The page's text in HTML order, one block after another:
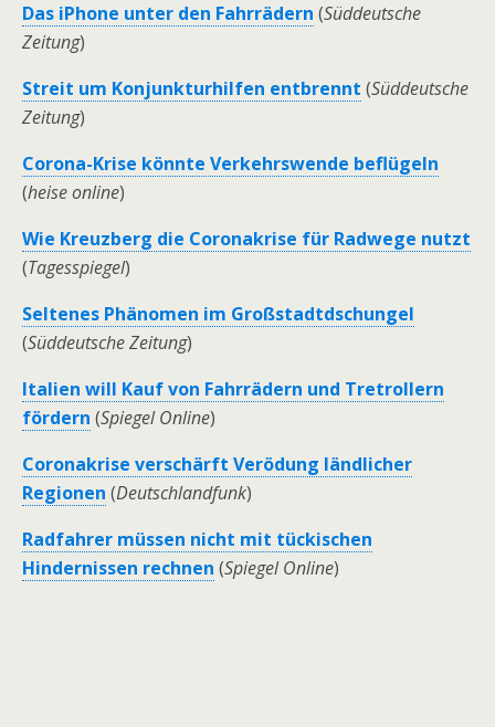
Das iPhone unter den Fahrrädern (Süddeutsche
Zeitung)
Streit um Konjunkturhilfen entbrennt (Süddeutsche
Zeitung)
Corona-Krise könnte Verkehrswende beflügeln
(heise online)
Wie Kreuzberg die Coronakrise für Radwege nutzt
(Tagesspiegel)
Seltenes Phänomen im Großstadtdschungel
(Süddeutsche Zeitung)
Italien will Kauf von Fahrrädern und Tretrollern
fördern (Spiegel Online)
Coronakrise verschärft Verödung ländlicher
Regionen (Deutschlandfunk)
Radfahrer müssen nicht mit tückischen
Hindernissen rechnen (Spiegel Online)